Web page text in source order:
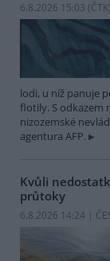
6.8.2026 15:03 (ČTK)
lodi, u níž panuje
flotily. S odkazem
nizozemské
agentura AFP.
Kvůli
průtoky
6.8.2026 14:24 |